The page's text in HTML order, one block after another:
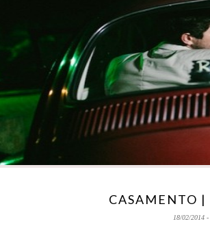
CASAMENTO
18/02/2014 -